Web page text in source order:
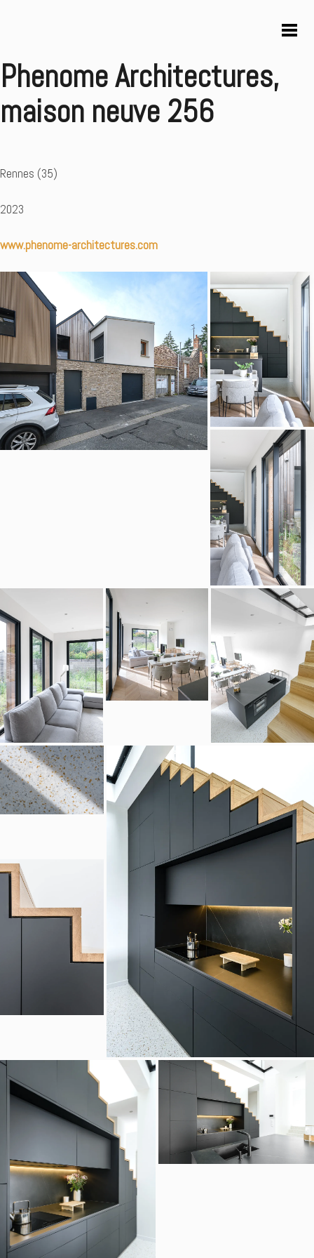
Phenome Architectures,
maison neuve 256
Rennes (35)
2023
www.phenome-architectures.com